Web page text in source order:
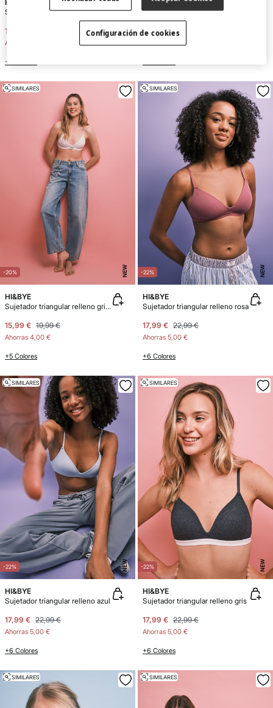
HI&BYE
Sujetador triangular relleno negro
15,99 €
Ahorras
+5 Colores
HI&BYE
15,99 € 19,99 €
Ahorras4,00 €
-20% NEW
SIMILARES
HI&BYE
Sujetador triangular relleno gris melange
15,99 € 19,99 €
Ahorras 4,00 €
+5 Colores
-22% NEW
SIMILARES
HI&BYE
Sujetador triangular relleno rosa
17,99 € 22,99 €
Ahorras 5,00 €
+6 Colores
-22% NEW
SIMILARES
HI&BYE
Sujetador triangular relleno azul
17,99 € 22,99 €
Ahorras 5,00 €
+6 Colores
-22% NEW
SIMILARES
HI&BYE
Sujetador triangular relleno gris
17,99 € 22,99 €
Ahorras 5,00 €
+6 Colores
SIMILARES SIMILARES
Configuración de cookies